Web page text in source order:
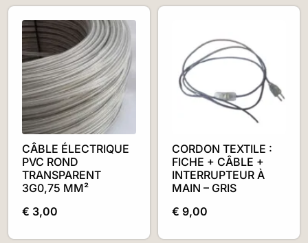
CÂBLE ÉLECTRIQUE
PVC ROND
TRANSPARENT
3G0,75 MM²
€ 3,00
CORDON TEXTILE :
FICHE + CÂBLE +
INTERRUPTEUR À
MAIN – GRIS
€ 9,00